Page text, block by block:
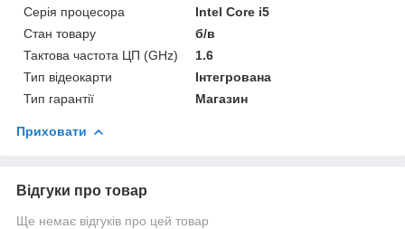
Серія процесора
Intel Core i5
Стан товару
б/в
Тактова частота ЦП (GHz)
1.6
Тип відеокарти
Інтегрована
Тип гарантії
Магазин
Приховати
Відгуки про товар
Ще немає відгуків про цей товар